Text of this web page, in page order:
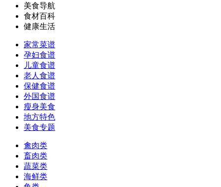
美食导航
食材百科
健康生活
家常菜谱
孕妇食谱
儿童食谱
老人食谱
保健食谱
外国食谱
瘦身美食
地方特色
美食专题
禽肉类
畜肉类
蔬菜类
海鲜类